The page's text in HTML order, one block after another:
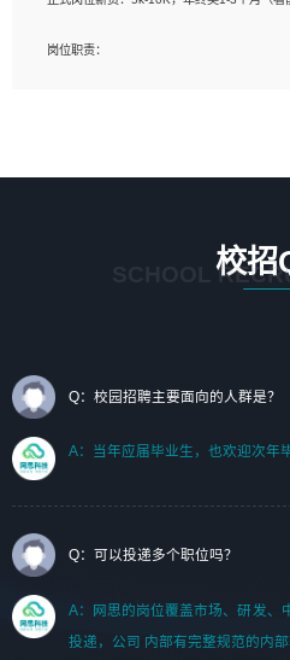
1、艺术设计类相关专业；（其中需求分析顾
岗位职责：
2. 熟悉 前端常用框架, 能独立完成设计给予的
3. 有良好的代码习惯, 低级错误出现频率低;
7. 了解或熟悉 WebGL 及相关框架优先。
（岗位人员专职于行业应用解决方案、项目
校招
SCHOOL
Q：校园招聘主要面向的人群是？
A：当年应届毕业生，也欢迎次年
Q：可以投递多个职位吗？
A：网思的岗位覆盖市场、研发、
投递，公司 内部有完整规范的内